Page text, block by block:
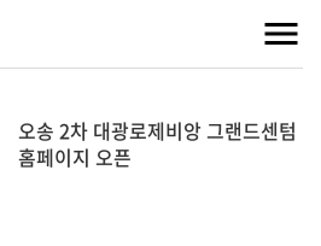
오송 2차 대광로제비앙 그랜드센텀
홈페이지 오픈